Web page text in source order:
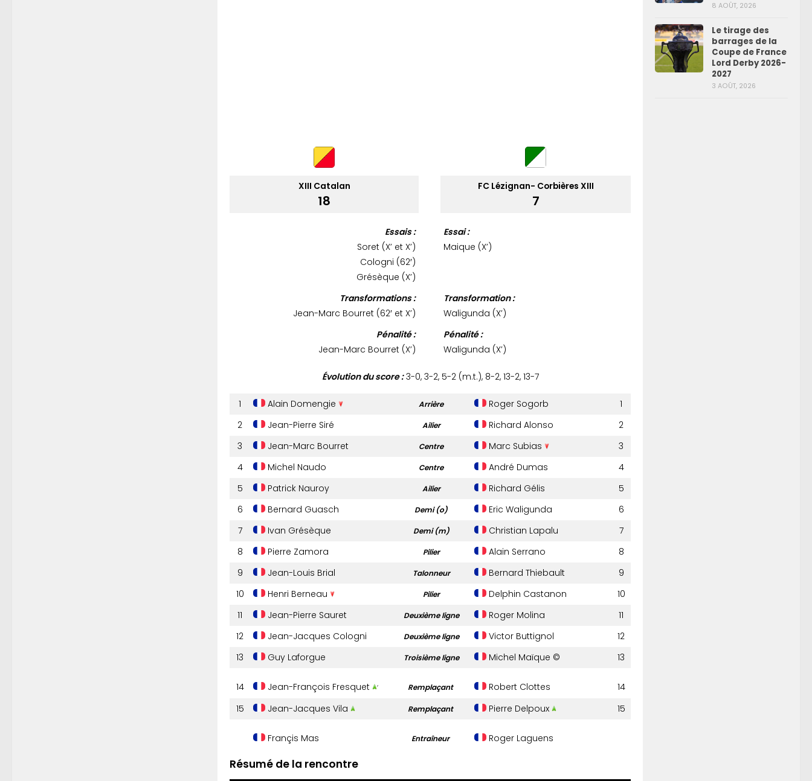
XIII Catalan
18
FC Lézignan- Corbières XIII
7
Essais :
Soret (X’ et X’)
Cologni (62′)
Grésèque (X’)
Essai :
Maique (X’)
Transformations :
Jean-Marc Bourret (62′ et X’)
Transformation :
Waligunda (X’)
Pénalité :
Jean-Marc Bourret (X’)
Pénalité :
Waligunda (X’)
Évolution du score :3-0, 3-2, 5-2 (m.t.), 8-2, 13-2, 13-7
1 Alain Domengie Arrière Roger Sogorb
1
2
Jean-Pierre Siré Ailier Richard Alonso
2
3
Jean-Marc Bourret Centre Marc Subias
3
4
Michel Naudo Centre André Dumas
4
5
Patrick Nauroy Ailier Richard Gélis
5
6
Bernard Guasch Demi (o) Eric Waligunda
6
7
Ivan Grésèque Demi (m) Christian Lapalu
7
8
Pierre Zamora Pilier Alain Serrano
8
9
Jean-Louis Brial Talonneur Bernard Thiebault
9
10
Henri Berneau Pilier Delphin Castanon
10
11
Jean-Pierre Sauret Deuxième ligne Roger Molina
11
12
Jean-Jacques Cologni Deuxième ligne Victor Buttignol
12
13
Guy Laforgue Troisième ligne Michel Maïque © 13
14 Jean-François Fresquet ‘ Remplaçant Robert Clottes
14
15
Jean-Jacques Vila Remplaçant Pierre Delpoux 15
Françis Mas Entraîneur Roger Laguens
Résumé de la rencontre
8 AOÛT, 2026
Le tirage des
barrages de la
Coupe de France
Lord Derby 2026-
2027
3 AOÛT, 2026